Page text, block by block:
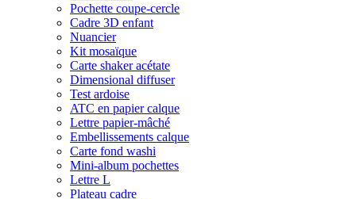
Pochette coupe-cercle
Cadre 3D enfant
Nuancier
Kit mosaïque
Carte shaker acétate
Dimensional diffuser
Test ardoise
ATC en papier calque
Lettre papier-mâché
Embellissements calque
Carte fond washi
Mini-album pochettes
Lettre L
Plateau cadre